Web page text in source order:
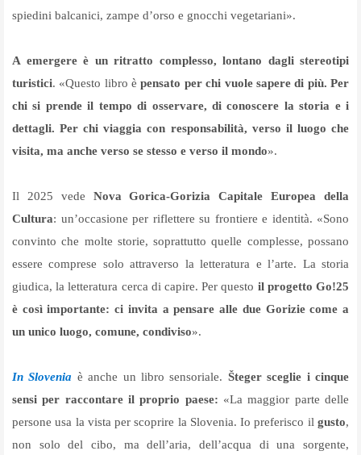
spiedini balcanici, zampe d’orso e gnocchi vegetariani».
A emergere è un ritratto complesso, lontano dagli stereotipi
turistici. «Questo libro èpensato per chi vuole sapere di più. Per
chi si prende il tempo di osservare, di conoscere la storia e i
dettagli. Per chi viaggia con responsabilità, verso il luogo che
visita, ma anche verso se stesso e verso il mondo».
Il 2025 vede Nova Gorica-Gorizia Capitale Europea della
Cultura: un’occasione per riflettere su frontiere e identità. «Sono
convinto che molte storie, soprattutto quelle complesse, possano
essere comprese solo attraverso la letteratura e l’arte. La storia
giudica, la letteratura cerca di capire. Per questo il progetto Go!25
è così importante: ci invita a pensare alle due Gorizie come a
un unico luogo, comune, condiviso».
In Slovenia è anche un libro sensoriale. Šteger sceglie i cinque
sensi per raccontare il proprio paese: «La maggior parte delle
persone usa la vista per scoprire la Slovenia. Io preferisco il gusto,
non solo del cibo, ma dell’aria, dell’acqua di una sorgente,